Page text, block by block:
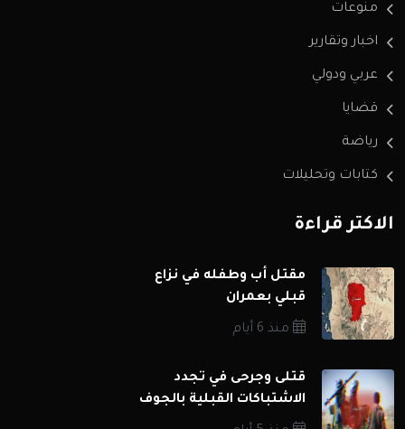
منوعات
اخبار وتقارير
عربي ودولي
قضايا
رياضة
كتابات وتحليلات
الاكثر قراءة
مقتل أب وطفله في نزاع
قبلي بعمران
منذ 6 أيام
قتلى وجرحى في تجدد
الاشتباكات القبلية بالجوف